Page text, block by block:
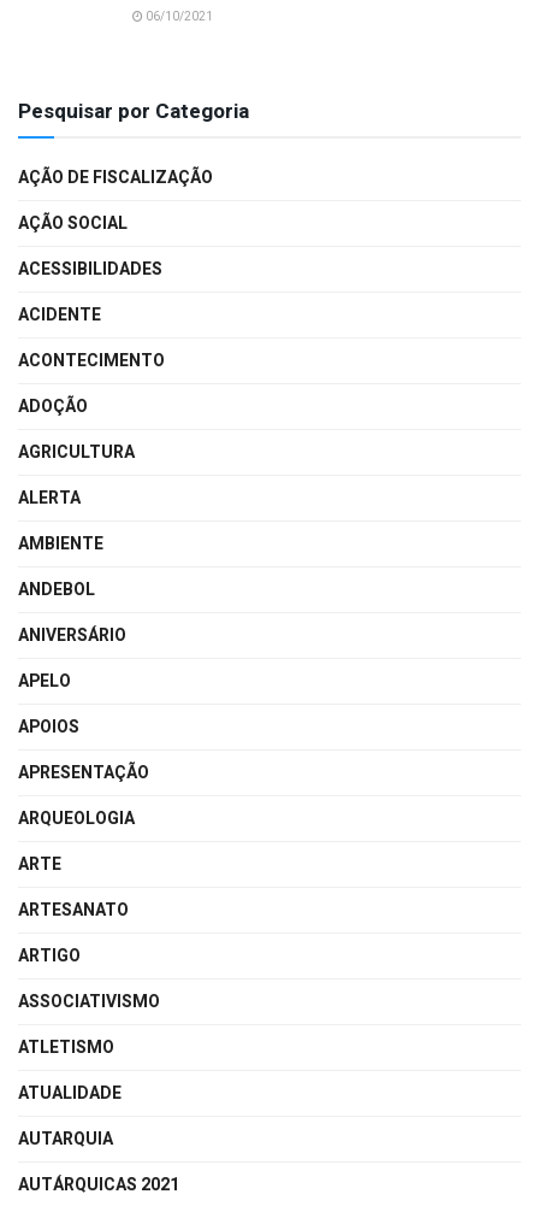
06/10/2021
Pesquisar por Categoria
AÇÃO DE FISCALIZAÇÃO
AÇÃO SOCIAL
ACESSIBILIDADES
ACIDENTE
ACONTECIMENTO
ADOÇÃO
AGRICULTURA
ALERTA
AMBIENTE
ANDEBOL
ANIVERSÁRIO
APELO
APOIOS
APRESENTAÇÃO
ARQUEOLOGIA
ARTE
ARTESANATO
ARTIGO
ASSOCIATIVISMO
ATLETISMO
ATUALIDADE
AUTARQUIA
AUTÁRQUICAS 2021